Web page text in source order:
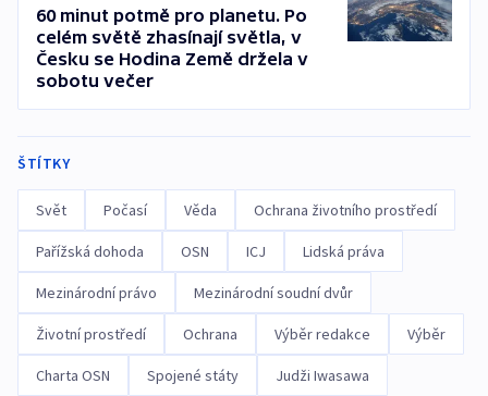
60 minut potmě pro planetu. Po
celém světě zhasínají světla, v
Česku se Hodina Země držela v
sobotu večer
ŠTÍTKY
Svět Počasí Věda Ochrana životního prostředí
Pařížská dohoda OSN ICJ Lidská práva
Mezinárodní právo Mezinárodní soudní dvůr
Životní prostředí Ochrana Výběr redakce Výběr
Charta OSN Spojené státy Judži Iwasawa